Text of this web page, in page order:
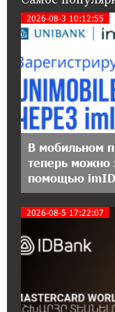
Ucom
кибербезопасности
При
10 кВт
«Travel»
2026-08-3 10:12:55
В мобильном
теперь можно
помощью imID
2026-08-5 17:22:07